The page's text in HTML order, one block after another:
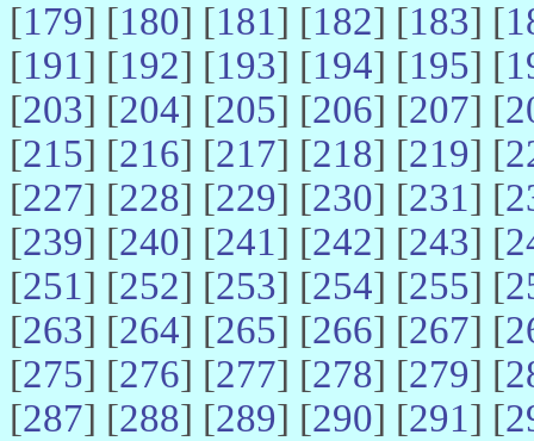
[179] [180] [181] [182] [183] [
[191] [192] [193] [194] [195] [
[203] [204] [205] [206] [207] [
[215] [216] [217] [218] [219] [
[227] [228] [229] [230] [231] [
[239] [240] [241] [242] [243] [
[251] [252] [253] [254] [255] [
[263] [264] [265] [266] [267] [
[275] [276] [277] [278] [279] [
[287] [288] [289] [290] [291] [